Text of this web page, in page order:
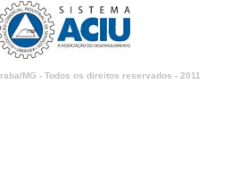
MG - Todos os direitos reservados - 2011